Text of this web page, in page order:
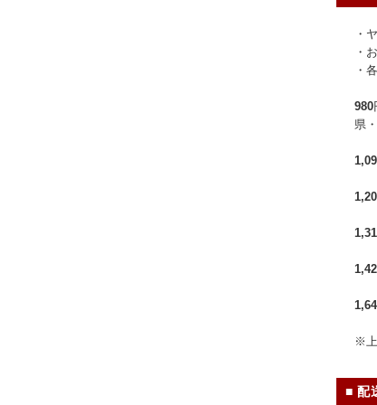
・
・
・
980
県
※上
■ 配